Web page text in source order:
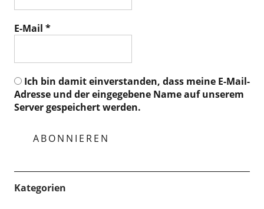
E-Mail *
Ich bin damit einverstanden, dass meine E-Mail-
Adresse und der eingegebene Name auf unserem
Server gespeichert werden.
Kategorien